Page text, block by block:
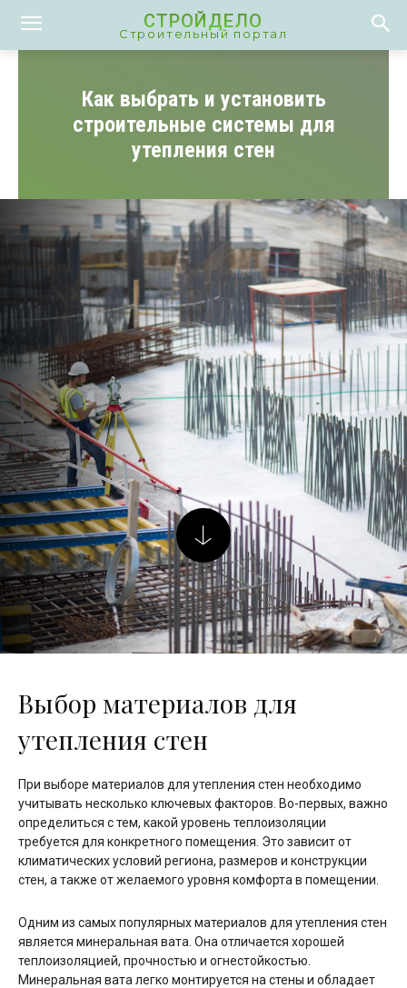
СТРОЙДЕЛО
Строительный портал
Как выбрать и установить
строительные системы для
утепления стен
Выбор материалов для
утепления стен
При выборе материалов для утепления стен необходимо
учитывать несколько ключевых факторов. Во-первых, важно
определиться с тем, какой уровень теплоизоляции
требуется для конкретного помещения. Это зависит от
климатических условий региона, размеров и конструкции
стен, а также от желаемого уровня комфорта в помещении.
Одним из самых популярных материалов для утепления стен
является минеральная вата. Она отличается хорошей
теплоизоляцией, прочностью и огнестойкостью.
Минеральная вата легко монтируется на стены и обладает